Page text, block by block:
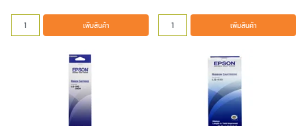
เพิ่มสินค้า เพิ่มสินค้า